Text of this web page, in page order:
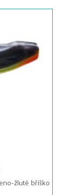
žluté bříško